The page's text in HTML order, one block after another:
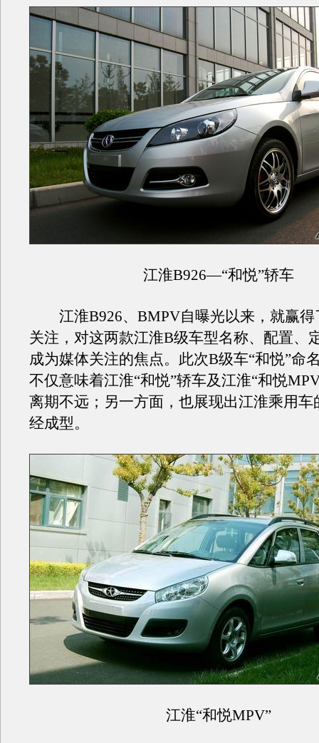
江淮B926—“和悦”轿车
江淮B926、BMPV自曝光以来，就赢得
关注，对这两款江淮B级车型名称、配置、
成为媒体关注的焦点。此次B级车“和悦”命
不仅意味着江淮“和悦”轿车及江淮“和悦
离期不远；另一方面，也展现出江淮乘用车
经成型。
江淮“和悦MPV”